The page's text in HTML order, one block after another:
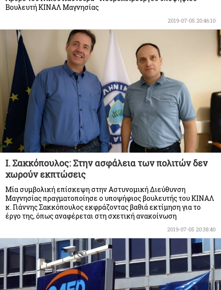
Βουλευτή ΚΙΝΑΛ Μαγνησίας
2019-07-05 20:46:10
I. Σακκόπουλος: Στην ασφάλεια των πολιτών δεν
χωρούν εκπτώσεις
Μία συμβολική επίσκεψη στην Αστυνομική Διεύθυνση
Μαγνησίας πραγματοποίησε ο υποψήφιος βουλευτής του ΚΙΝΑΛ
κ. Γιάννης Σακκόπουλος εκφράζοντας βαθιά εκτίμηση για το
έργο της, όπως αναφέρεται στη σχετική ανακοίνωση
2019-07-05 20:38:40